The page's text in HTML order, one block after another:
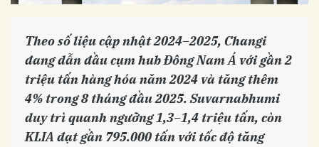
Theo số liệu cập nhật 2024–2025, Changi
đang dẫn đầu cụm hub Đông Nam Á với gần 2
triệu tấn hàng hóa năm 2024 và tăng thêm
4% trong 8 tháng đầu 2025. Suvarnabhumi
duy trì quanh ngưỡng 1,3–1,4 triệu tấn, còn
KLIA đạt gần 795.000 tấn với tốc độ tăng